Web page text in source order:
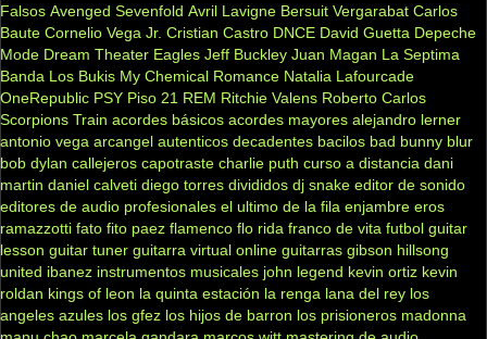
Falsos Avenged Sevenfold Avril Lavigne Bersuit Vergarabat Carlos
Baute Cornelio Vega Jr. Cristian Castro DNCE David Guetta Depeche
Mode Dream Theater Eagles Jeff Buckley Juan Magan La Septima
Banda Los Bukis My Chemical Romance Natalia Lafourcade
OneRepublic PSY Piso 21 REM Ritchie Valens Roberto Carlos
Scorpions Train acordes básicos acordes mayores alejandro lerner
antonio vega arcangel autenticos decadentes bacilos bad bunny blur
bob dylan callejeros capotraste charlie puth curso a distancia dani
martin daniel calveti diego torres divididos dj snake editor de sonido
editores de audio profesionales el ultimo de la fila enjambre eros
ramazzotti fato fito paez flamenco flo rida franco de vita futbol guitar
lesson guitar tuner guitarra virtual online guitarras gibson hillsong
united ibanez instrumentos musicales john legend kevin ortiz kevin
roldan kings of leon la quinta estación la renga lana del rey los
angeles azules los gfez los hijos de barron los prisioneros madonna